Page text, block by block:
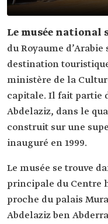
Le musée national
du Royaume
destination
ministère de la
capitale. Il fait partie
Abdelaziz, dans le
construit sur une
inauguré en 1999.
Le musée se trouve
principale du Centre
proche du palais
Abdelaziz ben